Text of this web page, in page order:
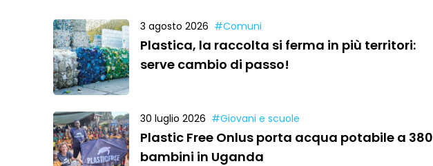
3 agosto 2026 #Comuni
Plastica, la raccolta si ferma in più territori:
serve cambio di passo!
30 luglio 2026 #Giovani e scuole
Plastic Free Onlus porta acqua potabile a 380
bambini in Uganda